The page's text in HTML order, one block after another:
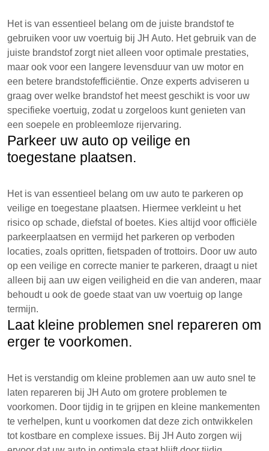
Het is van essentieel belang om de juiste brandstof te
gebruiken voor uw voertuig bij JH Auto. Het gebruik van de
juiste brandstof zorgt niet alleen voor optimale prestaties,
maar ook voor een langere levensduur van uw motor en
een betere brandstofefficiëntie. Onze experts adviseren u
graag over welke brandstof het meest geschikt is voor uw
specifieke voertuig, zodat u zorgeloos kunt genieten van
een soepele en probleemloze rijervaring.
Parkeer uw auto op veilige en
toegestane plaatsen.
Het is van essentieel belang om uw auto te parkeren op
veilige en toegestane plaatsen. Hiermee verkleint u het
risico op schade, diefstal of boetes. Kies altijd voor officiële
parkeerplaatsen en vermijd het parkeren op verboden
locaties, zoals opritten, fietspaden of trottoirs. Door uw auto
op een veilige en correcte manier te parkeren, draagt u niet
alleen bij aan uw eigen veiligheid en die van anderen, maar
behoudt u ook de goede staat van uw voertuig op lange
termijn.
Laat kleine problemen snel repareren om
erger te voorkomen.
Het is verstandig om kleine problemen aan uw auto snel te
laten repareren bij JH Auto om grotere problemen te
voorkomen. Door tijdig in te grijpen en kleine mankementen
te verhelpen, kunt u voorkomen dat deze zich ontwikkelen
tot kostbare en complexe issues. Bij JH Auto zorgen wij